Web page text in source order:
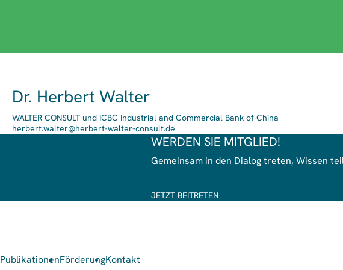
Dr. Herbert Walter
WALTER CONSULT und ICBC Industrial and Commercial Bank of China
E-
herbert.walter@herbert-walter-consult.de
WERDEN SIE MITGLIED!
Gemeinsam in den Dialog treten, Wissen
JETZT BEITRETEN
PublikationenFörderungKontakt